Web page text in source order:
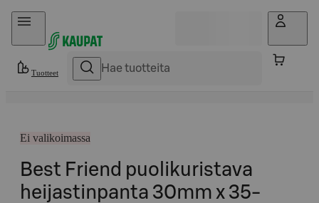
Hyppää sisältöön
Tuotteet
Ei valikoimassa
Best Friend puolikuristava
heijastinpanta 30mm x 35-